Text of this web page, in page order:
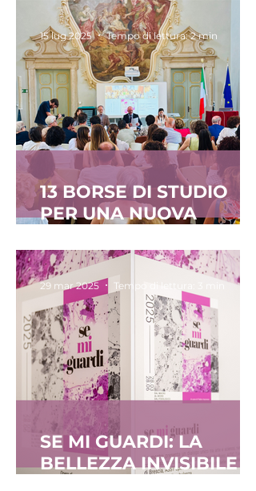
2024
13 BORSE DI STUDIO
PER UNA NUOVA
INGEGNERI
15 lug 2025 Tempo di lettura: 2 min
SE MI GUARDI: LA
BELLEZZA INVISIBILE
29 mar 2025 Tempo di lettura: 3 min